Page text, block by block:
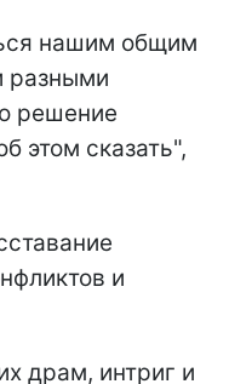
нашим общим
разными
решение
этом сказать",
и
драм, интриг и